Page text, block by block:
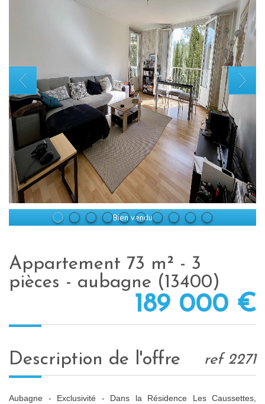
Bien vendu
appartement 73 m² - 3
pièces - aubagne (13400)
189 000 €
description de l'offre ref 2271
Aubagne - Exclusivité - Dans la Résidence Les Caussettes,